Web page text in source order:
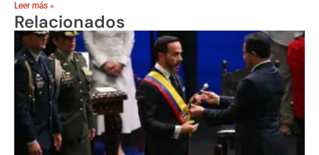
Leer más »
Relacionados